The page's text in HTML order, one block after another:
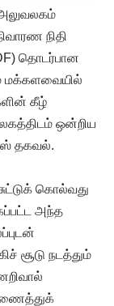
அலுவலகம்
நிதி
தொடர்பான
மக்களவையில்
கீழ்
ஒன்றிய
தகவல்.
கொல்வது
அந்த
சூடு நடத்தும்